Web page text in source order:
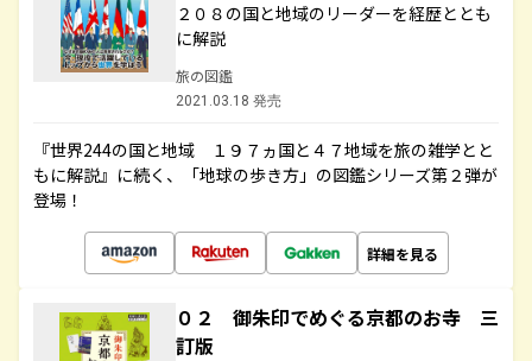
２０８の国と地域のリーダーを経歴ととも
に解説
旅の図鑑
2021.03.18 発売
『世界244の国と地域 １９７ヵ国と４７地域を旅の雑学とと
もに解説』に続く、「地球の歩き方」の図鑑シリーズ第２弾が
登場！
詳細を見る
０２ 御朱印でめぐる京都のお寺 三
訂版